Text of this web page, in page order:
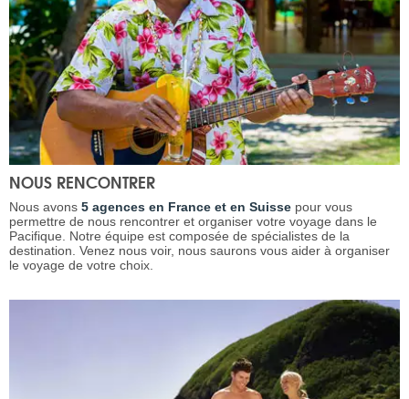
NOUS RENCONTRER
Nous avons 5 agences en France et en Suisse pour vous
permettre de nous rencontrer et organiser votre voyage dans le
Pacifique. Notre équipe est composée de spécialistes de la
destination. Venez nous voir, nous saurons vous aider à organiser
le voyage de votre choix.